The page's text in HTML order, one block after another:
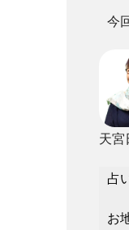
今
天宮
占
お